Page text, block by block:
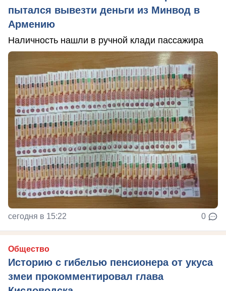
пытался вывезти деньги из Минвод в
Армению
Наличность нашли в ручной клади пассажира
сегодня в 15:22 0
Общество
Историю с гибелью пенсионера от укуса
змеи прокомментировал глава